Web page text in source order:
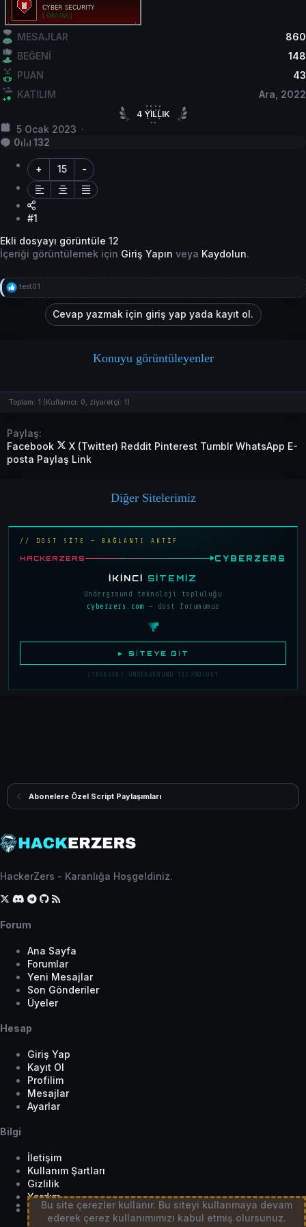
MESAJLAR
860
BEĞENİ
148
PUAN
43
KATILIM
Ara, 2022
4 YILLIK
5 Ocak 2023
0
132
+ 15 -
#1
Ekli dosyayı görüntüle 12
İçeriği görüntülemek için Giriş Yapın veya Kaydolun.
T
e
test01
Cevap yazmak için giriş yap yada kayıt ol.
Konuyu görüntüleyenler
Toplam: 1 (Kullanıcı: 0, ziyaretçi: 1)
Paylaş:
Facebook
X (Twitter) Reddit Pinterest Tumblr WhatsApp E-
posta Paylaş Link
Diğer Sitelerimiz
// DOST SİTE — BAĞLANTI AKTİF
HACKERZERS CYBERZERS
İKINCI SITEMIZ
Underground teknoloji topluluğu
cyberzers.com — dost forumumuz
► SITEYE GIT
CYBERZERS UNDERGROUND TECHNOLOGY
Abonelere Özel Script Paylaşımları
HackerZers - Karanlığa Hoşgeldiniz.
Forum
Ana Sayfa
Forumlar
Yeni Mesajlar
Son Gönderiler
Üyeler
Hesap
Giriş Yap
Kayıt Ol
Profilim
Mesajlar
Ayarlar
Bilgi
İletişim
Kullanım Şartları
Gizlilik
Yardım
Tema Seçici
Bu site çerezler kullanır. Bu siteyi kullanmaya devam
ederek çerez kullanımımızı kabul etmiş olursunuz.